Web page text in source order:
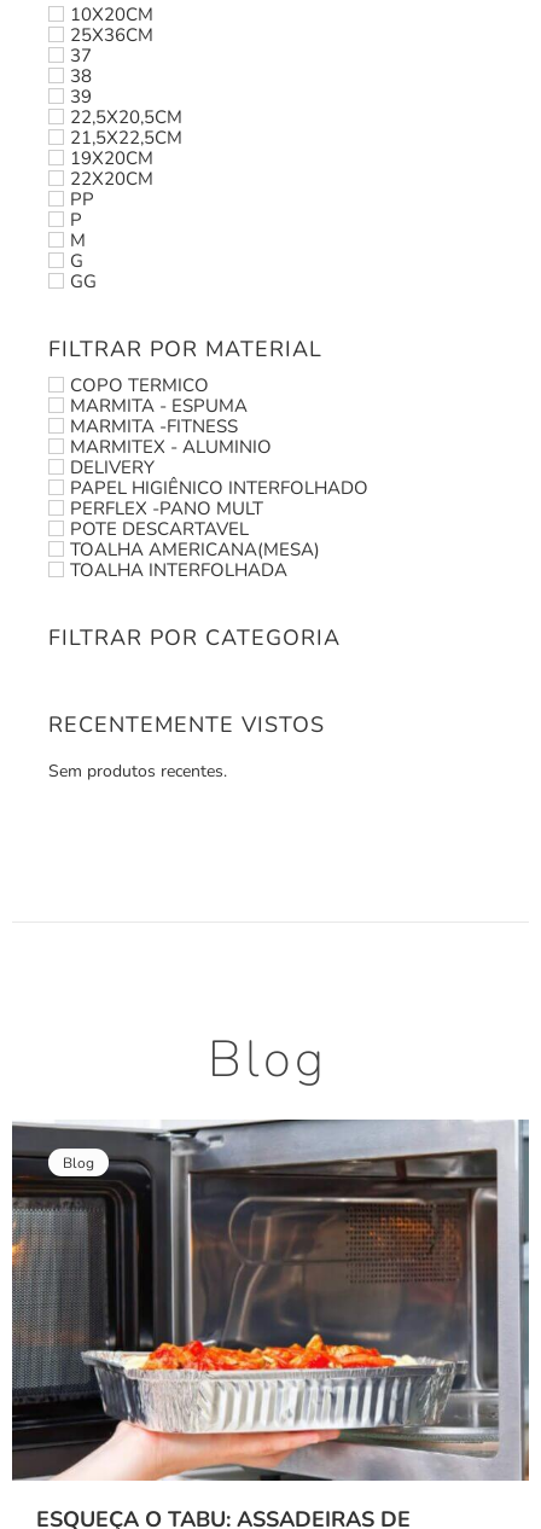
10X20CM
25X36CM
37
38
39
22,5X20,5CM
21,5X22,5CM
19X20CM
22X20CM
PP
P
M
G
GG
FILTRAR POR MATERIAL
COPO TERMICO
MARMITA - ESPUMA
MARMITA -FITNESS
MARMITEX - ALUMINIO
DELIVERY
PAPEL HIGIÊNICO INTERFOLHADO
PERFLEX -PANO MULT
POTE DESCARTAVEL
TOALHA AMERICANA(MESA)
TOALHA INTERFOLHADA
FILTRAR POR CATEGORIA
RECENTEMENTE VISTOS
Sem produtos recentes.
Blog
Blog
ESQUEÇA O TABU: ASSADEIRAS DE